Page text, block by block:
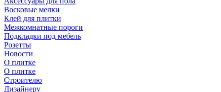
Восковые мелки
Клей для плитки
Межкомнатные пороги
Подкладки под мебель
Розетты
Новости
О плитке
О плитке
Строителю
Дизайнеру